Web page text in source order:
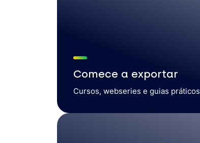
Comece a exportar
Cursos, webseries e guias práticos